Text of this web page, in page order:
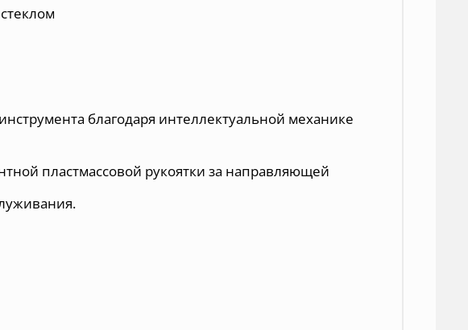
благодаря интеллектуальной механике
пластмассовой рукоятки за направляющей